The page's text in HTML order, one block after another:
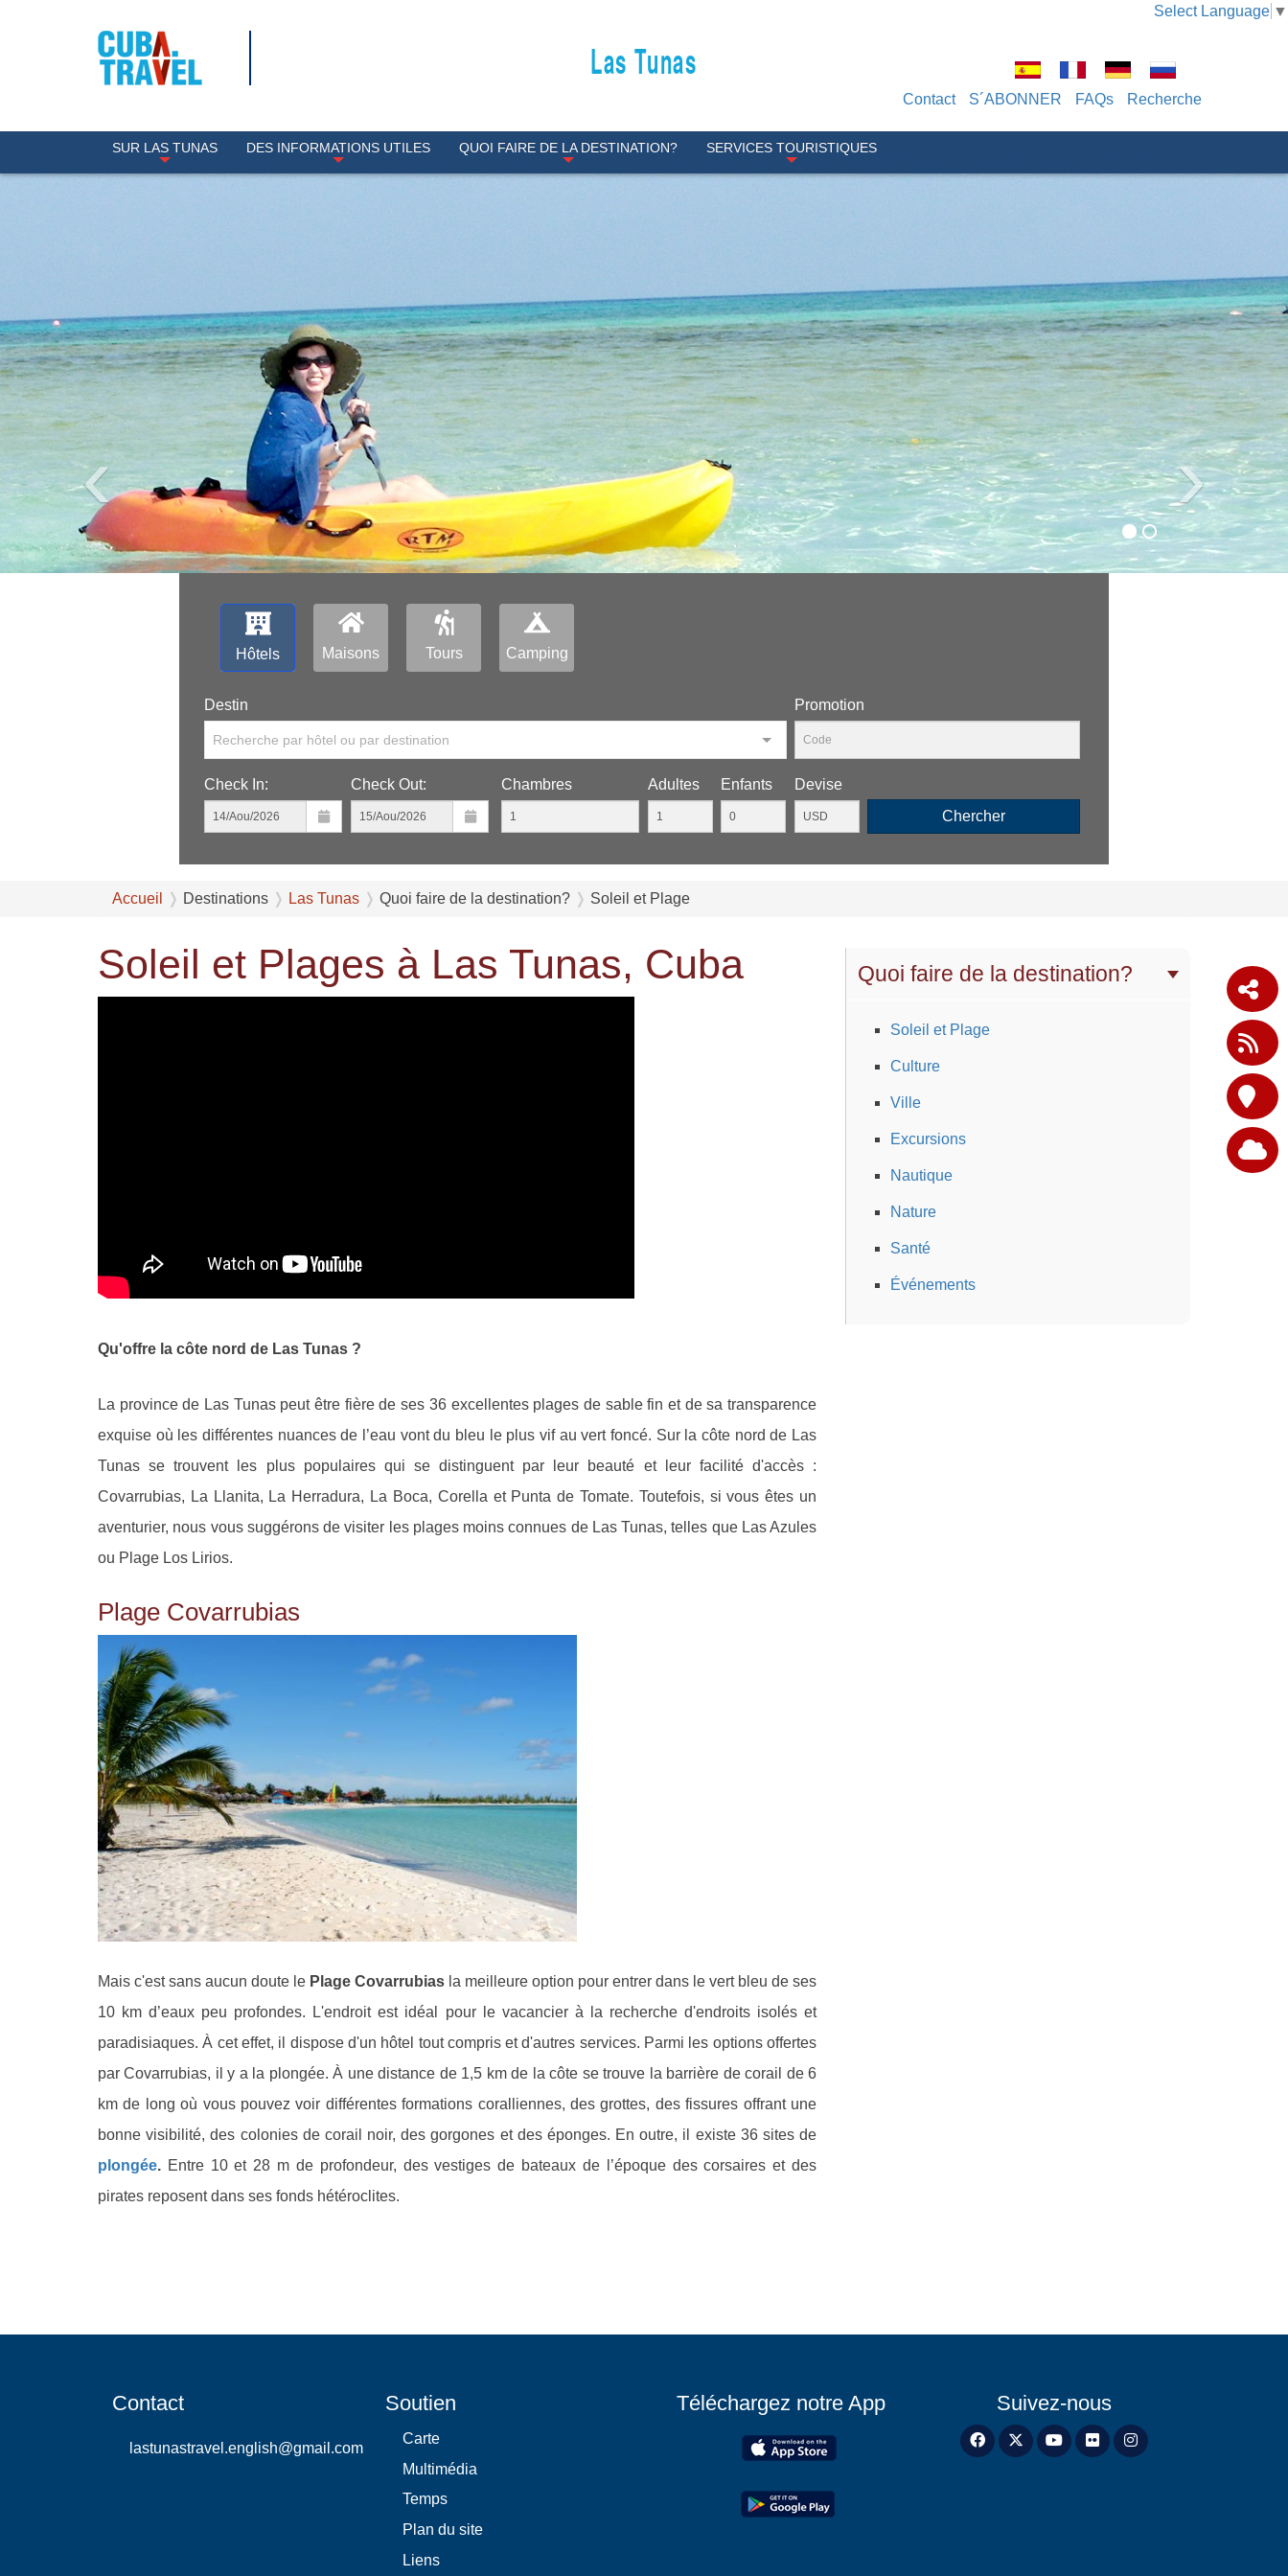
Select Language ▼
Las Tunas
Contact S´ABONNER FAQs Recherche
SUR LAS TUNAS DES INFORMATIONS UTILES QUOI FAIRE DE LA DESTINATION? SERVICES TOURISTIQUES
‹ ›
Hôtels Maisons Tours Camping
Destin
Recherche par hôtel ou par destination
Рromotion
Check In: Check Out: Chambres Adultes Enfants
Devise
Chercher
Accueil Destinations Las Tunas Quoi faire de la destination? Soleil et Plage
Quoi faire de la destination?
Soleil et Plage
Culture
Ville
Excursions
Nautique
Nature
Santé
Événements
Soleil et Plages à Las Tunas, Cuba
Qu'offre la côte nord de Las Tunas ?
La province de Las Tunas peut être fière de ses 36 excellentes plages de sable fin et de sa transparence
exquise où les différentes nuances de l’eau vont du bleu le plus vif au vert foncé. Sur la côte nord de Las
Tunas se trouvent les plus populaires qui se distinguent par leur beauté et leur facilité d'accès :
Covarrubias, La Llanita, La Herradura, La Boca, Corella et Punta de Tomate. Toutefois, si vous êtes un
aventurier, nous vous suggérons de visiter les plages moins connues de Las Tunas, telles que Las Azules
ou Plage Los Lirios.
Plage Covarrubias
Mais c'est sans aucun doute le Plage Covarrubias la meilleure option pour entrer dans le vert bleu de ses
10 km d’eaux peu profondes. L'endroit est idéal pour le vacancier à la recherche d'endroits isolés et
paradisiaques. À cet effet, il dispose d'un hôtel tout compris et d'autres services. Parmi les options offertes
par Covarrubias, il y a la plongée. À une distance de 1,5 km de la côte se trouve la barrière de corail de 6
km de long où vous pouvez voir différentes formations coralliennes, des grottes, des fissures offrant une
bonne visibilité, des colonies de corail noir, des gorgones et des éponges. En outre, il existe 36 sites de
plongée. Entre 10 et 28 m de profondeur, des vestiges de bateaux de l’époque des corsaires et des
pirates reposent dans ses fonds hétéroclites.
Contact
lastunastravel.english@gmail.com
Soutien
Carte
Multimédia
Temps
Plan du site
Liens
Téléchargez notre App Suivez-nous